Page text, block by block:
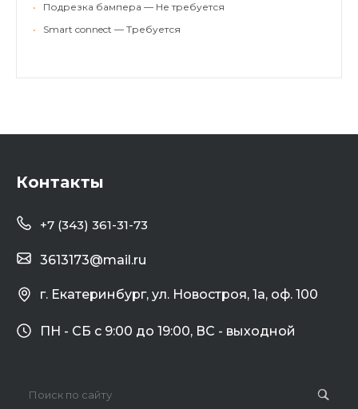
•
Подрезка бампера — Не требуется
•
Smart connect — Требуется
Контакты
+7 (343) 361-31-73
г. Екатеринбург, ул. Новостроя, 1а, оф. 100
3613173@mail.ru
ПН - СБ с 9:00 до 19:00, ВС - выходной